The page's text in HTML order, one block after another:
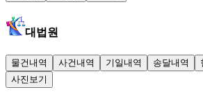
대법원
물건내역 사건내역 기일내역 송달내역
사진보기